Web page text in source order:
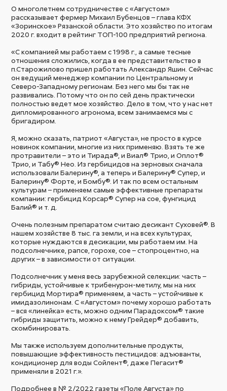
О многолетнем сотрудничестве с «Августом»
рассказывает фермер Михаил Бубенцов – глава КФХ
«Зоринское» Рязанской области. Это хозяйство по итогам
2020 г. входит в рейтинг ТОП-100 предприятий региона.
«С компанией мы работаем с 1998 г., а самые тесные
отношения сложились, когда в ее представительство в
п.Старожилово пришел работать Александр Яшин. Сейчас
он ведущий менеджер компании по Центральному и
Северо-Западному регионам. Без него мы бы так не
развивались. Потому что он по сей день практически
полностью ведет мое хозяйство. Дело в том, что у нас нет
дипломированного агронома, всем занимаемся мы с
бригадиром.
Я, можно сказать, патриот «Августа», не просто в курсе
новинок компании, многие из них применяю. Взять те же
протравители – это и Тирада®, и Виал® Трио, и Оплот®
Трио, и Табу® Нео. Из гербицидов на зерновых сначала
использовали Балерину®, а теперь и Балерину® Супер, и
Балерину® Форте, и Бомбу®. И так по всем остальным
культурам – применяем самые эффективные препараты
компании: гербицид Корсар® Супер на сое, фунгицид
Балий® и т. д.
Очень полезным препаратом считаю десикант Суховей®. В
нашем хозяйстве 8 тыс. га земли, и на всех культурах,
которые нуждаются в десикации, мы работаем им. На
подсолнечнике, рапсе, горохе, сое – стопроцентно, на
других – в зависимости от ситуации.
Подсолнечник у меня весь зарубежной селекции: часть –
гибриды, устойчивые к трибенурон-метилу, мы на них
гербицид Мортира® применяем, а часть – устойчивые к
имидазолинонам. С «Августом» почему хорошо работать
– вся «линейка» есть, можно одним Парадоксом® такие
гибриды защитить, можно к нему Грейдер® добавить,
скомбинировать.
Мы также используем дополнительные продукты,
повышающие эффективность пестицидов: адъюванты,
кондиционер для воды Сойлент®, даже Пегасит®
применяли в 2021 г.».
Подробнее в № 2/2022 газеты «Поле Августа» по